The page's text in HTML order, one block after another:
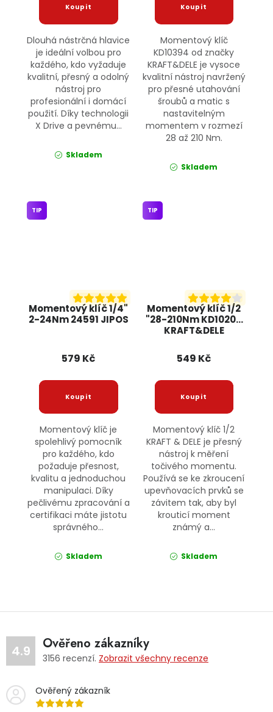
Dlouhá nástrčná hlavice
je ideální volbou pro
každého, kdo vyžaduje
kvalitní, přesný a odolný
nástroj pro
profesionální i domácí
použití. Díky technologii
X Drive a pevnému...
Skladem
Momentový klíč
KD10394 od značky
KRAFT&DELE je vysoce
kvalitní nástroj navržený
pro přesné utahování
šroubů a matic s
nastavitelným
momentem v rozmezí
28 až 210 Nm.
Skladem
Momentový klíč 1/4"
2-24Nm 24591 JIPOS
TIP
579 Kč
Momentový klíč je
spolehlivý pomocník
pro každého, kdo
požaduje přesnost,
kvalitu a jednoduchou
manipulaci. Díky
pečlivému zpracování a
certifikaci máte jistotu
správného...
Skladem
Momentový klíč 1/2
"28-210Nm KD10203
KRAFT&DELE
TIP
549 Kč
Momentový klíč 1/2
KRAFT & DELE je přesný
nástroj k měření
točivého momentu.
Používá se ke zkroucení
upevňovacích prvků se
závitem tak, aby byl
krouticí moment
známý a...
Skladem
4.9 Ověřeno zákazníky
3156 recenzí. Zobrazit všechny recenze
Ověřený zákazník